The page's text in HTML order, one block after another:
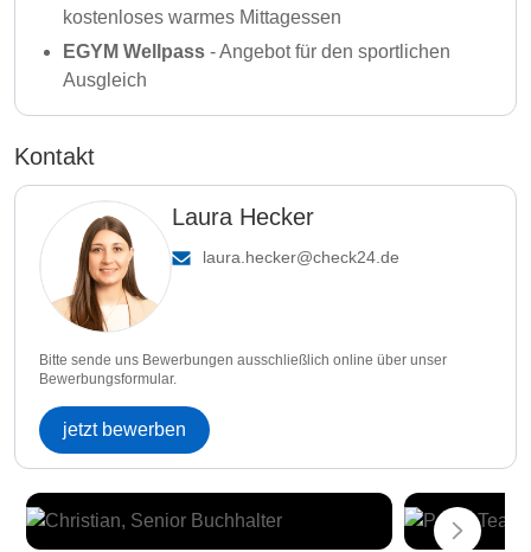
kostenloses warmes Mittagessen
EGYM Wellpass - Angebot für den sportlichen
Ausgleich
Kontakt
Laura Hecker
laura.hecker@check24.de
Bitte sende uns Bewerbungen ausschließlich online über unser
Bewerbungsformular.
jetzt bewerben